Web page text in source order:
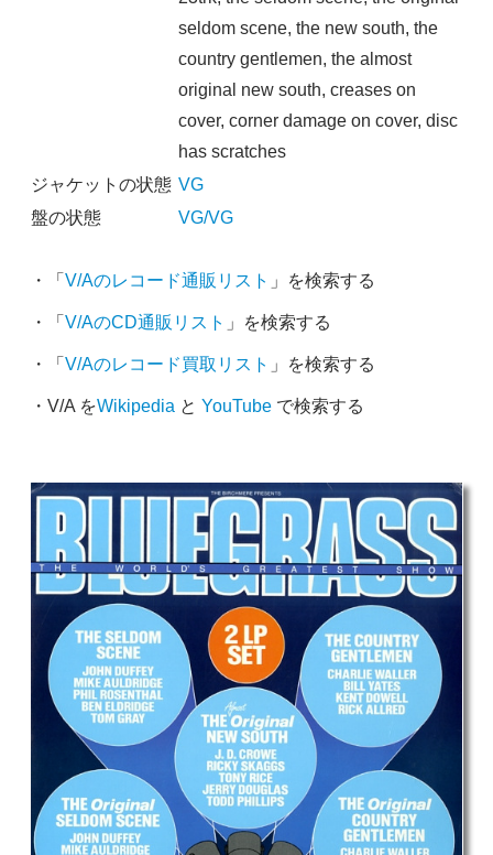
seldom scene, the new south, the
country gentlemen, the almost
original new south, creases on
cover, corner damage on cover, disc
has scratches
ジャケットの状態 VG
盤の状態
VG/VG
・「 V/Aのレコード通販リスト 」を検索する
・「 V/AのCD通販リスト 」を検索する
・「 V/Aのレコード買取リスト 」を検索する
・V/A をWikipedia と YouTubeで検索する